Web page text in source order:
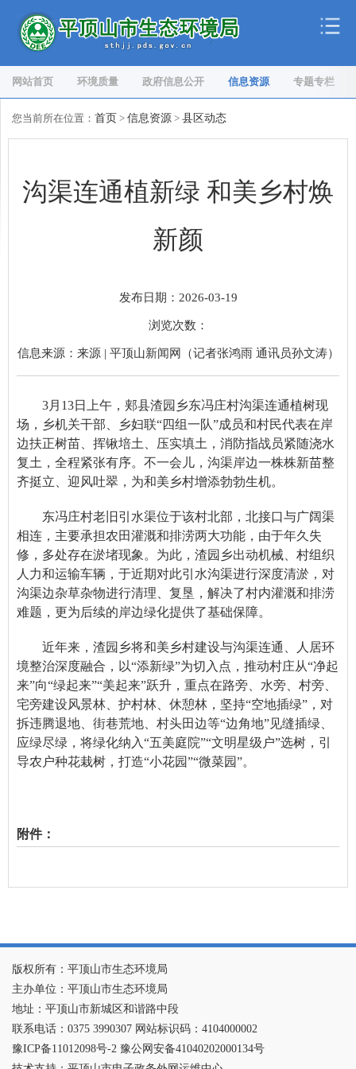
网站首页 环境质量 政府信息公开 信息资源 专题专栏
您当前所在位置： 首页 > 信息资源 > 县区动态
沟渠连通植新绿 和美乡村焕
新颜
发布日期：2026-03-19
浏览次数：
信息来源：来源 | 平顶山新闻网（记者张鸿雨 通讯员孙文涛）
3月13日上午，郏县渣园乡东冯庄村沟渠连通植树现
场，乡机关干部、乡妇联“四组一队”成员和村民代表在岸
边扶正树苗、挥锹培土、压实填土，消防指战员紧随浇水
复土，全程紧张有序。不一会儿，沟渠岸边一株株新苗整
齐挺立、迎风吐翠，为和美乡村增添勃勃生机。
东冯庄村老旧引水渠位于该村北部，北接口与广阔渠
相连，主要承担农田灌溉和排涝两大功能，由于年久失
修，多处存在淤堵现象。为此，渣园乡出动机械、村组织
人力和运输车辆，于近期对此引水沟渠进行深度清淤，对
沟渠边杂草杂物进行清理、复垦，解决了村内灌溉和排涝
难题，更为后续的岸边绿化提供了基础保障。
近年来，渣园乡将和美乡村建设与沟渠连通、人居环
境整治深度融合，以“添新绿”为切入点，推动村庄从“净起
来”向“绿起来”“美起来”跃升，重点在路旁、水旁、村旁、
宅旁建设风景林、护村林、休憩林，坚持“空地插绿”，对
拆违腾退地、街巷荒地、村头田边等“边角地”见缝插绿、
应绿尽绿，将绿化纳入“五美庭院”“文明星级户”选树，引
导农户种花栽树，打造“小花园”“微菜园”。
附件：
版权所有：平顶山市生态环境局
主办单位：平顶山市生态环境局
地址：平顶山市新城区和谐路中段
联系电话：0375 3990307 网站标识码：4104000002
豫ICP备11012098号-2 豫公网安备41040202000134号